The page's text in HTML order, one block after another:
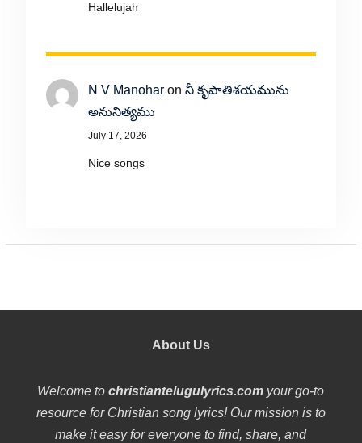
Hallelujah
N V Manoharon నీ కృపాతిశయమును
అనునిత్యము
July 17, 2026
Nice songs
About Us
Welcome tochristiantelugulyrics.com your go-to
resource for Christian song lyrics! Our mission is to
make it easy for everyone to find, share, and